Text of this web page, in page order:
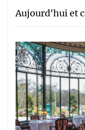
Aujourd'hui et